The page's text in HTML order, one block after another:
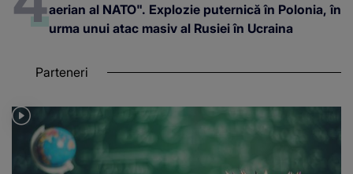
aerian al NATO". Explozie puternică în Polonia, în
urma unui atac masiv al Rusiei în Ucraina
Parteneri